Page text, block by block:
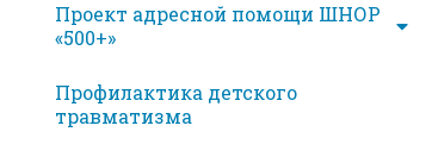
Проект адресной помощи ШНОР
«500+»
Профилактика детского
травматизма